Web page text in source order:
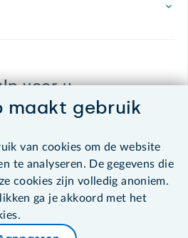
voor u.
maakt gebruik
van cookies om de website
te analyseren. De gegevens die
cookies zijn volledig anoniem.
ga je akkoord met het